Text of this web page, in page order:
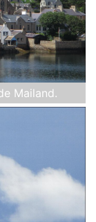
Mailand.